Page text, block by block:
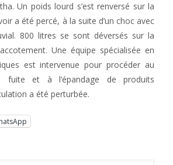
Un poids lourd s’est renversé sur la
a été percé, à la suite d’un choc avec
800 litres se sont déversés sur la
Une équipe spécialisée en
est intervenue pour procéder au
fuite et à l’épandage de produits
a été perturbée.